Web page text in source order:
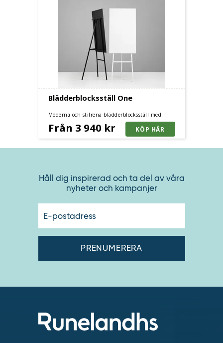
Blädderblocksställ One
Moderna och stilrena blädderblocksställ med
glasemaljerad skrivyta och trebensstativ. Vitt eller
svart stålstativ.
Från 3 940 kr
Håll dig inspirerad och ta del av våra
nyheter och kampanjer